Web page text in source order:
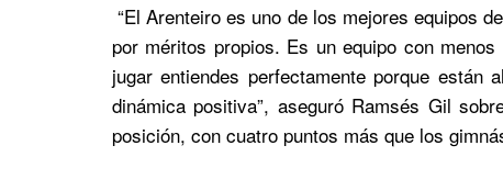
“El Arenteiro es uno de los mejores equipos
por méritos propios. Es un equipo con
jugar entiendes perfectamente porque
dinámica positiva”, aseguró Ramsés Gil
posición, con cuatro puntos más que los